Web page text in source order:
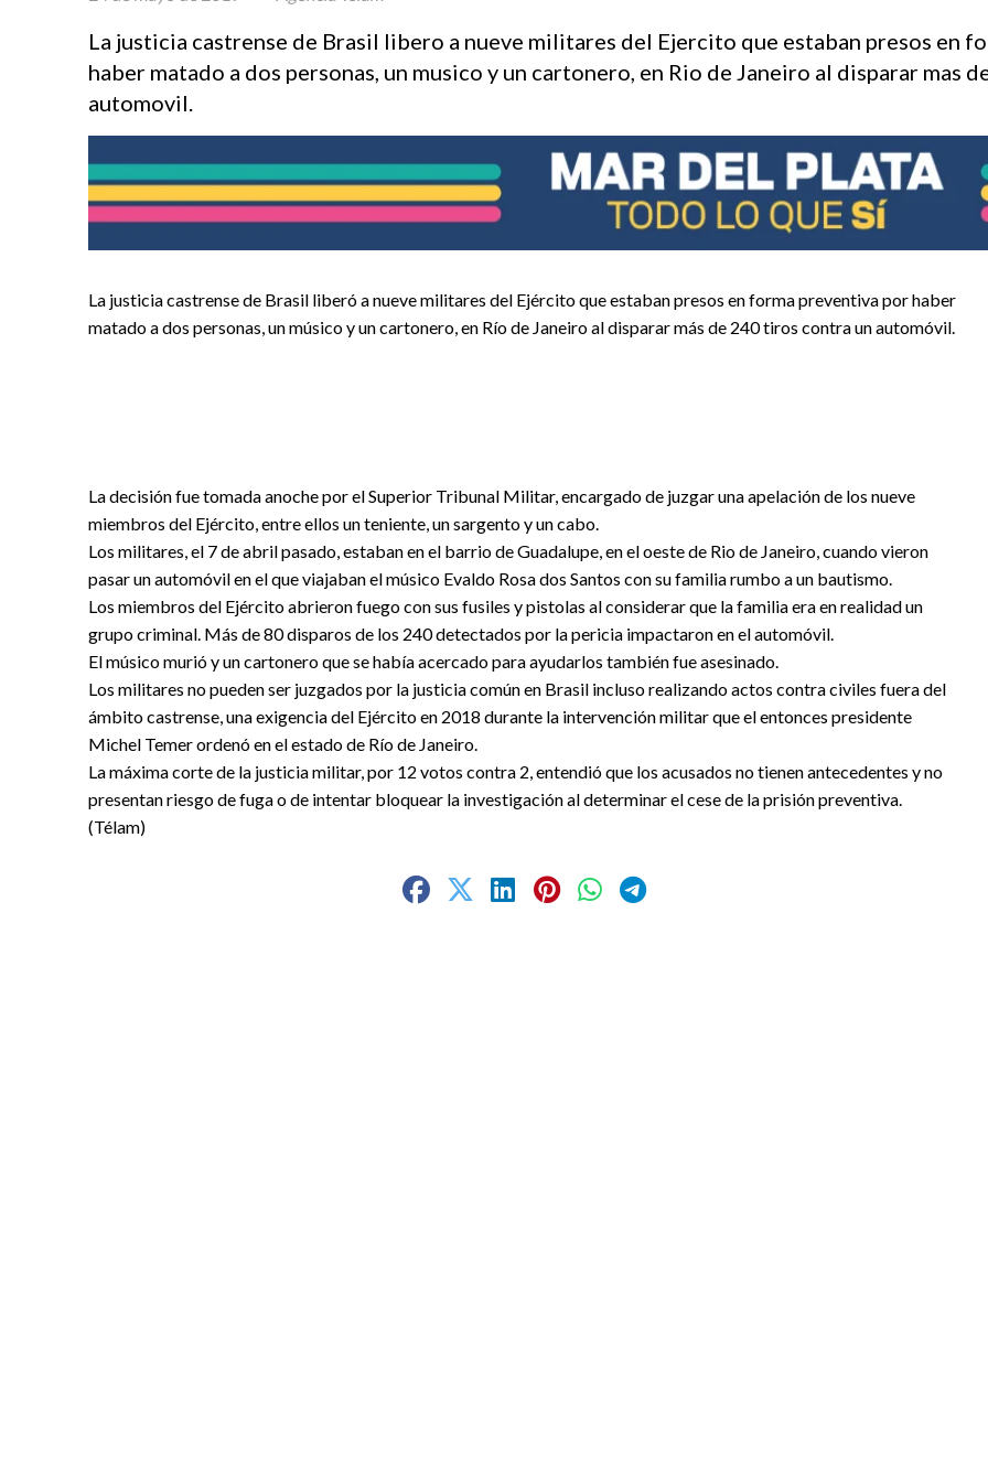
La justicia castrense de Brasil libero a nueve militares del Ejercito que estaban presos en
haber matado a dos personas, un musico y un cartonero, en Rio de Janeiro al disparar mas
automovil.
La justicia castrense de Brasil liberó a nueve militares del Ejército que estaban presos en forma preventiva por haber
matado a dos personas, un músico y un cartonero, en Río de Janeiro al disparar más de 240 tiros contra un automóvil.
La decisión fue tomada anoche por el Superior Tribunal Militar, encargado de juzgar una apelación de los nueve
miembros del Ejército, entre ellos un teniente, un sargento y un cabo.
Los militares, el 7 de abril pasado, estaban en el barrio de Guadalupe, en el oeste de Rio de Janeiro, cuando vieron
pasar un automóvil en el que viajaban el músico Evaldo Rosa dos Santos con su familia rumbo a un bautismo.
Los miembros del Ejército abrieron fuego con sus fusiles y pistolas al considerar que la familia era en realidad un
grupo criminal. Más de 80 disparos de los 240 detectados por la pericia impactaron en el automóvil.
El músico murió y un cartonero que se había acercado para ayudarlos también fue asesinado.
Los militares no pueden ser juzgados por la justicia común en Brasil incluso realizando actos contra civiles fuera del
ámbito castrense, una exigencia del Ejército en 2018 durante la intervención militar que el entonces presidente
Michel Temer ordenó en el estado de Río de Janeiro.
La máxima corte de la justicia militar, por 12 votos contra 2, entendió que los acusados no tienen antecedentes y no
presentan riesgo de fuga o de intentar bloquear la investigación al determinar el cese de la prisión preventiva.
(Télam)